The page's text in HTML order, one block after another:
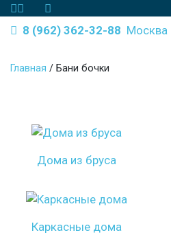
8 (962) 362-32-88 Москва
Главная / Бани бочки
Дома из бруса
Каркасные дома